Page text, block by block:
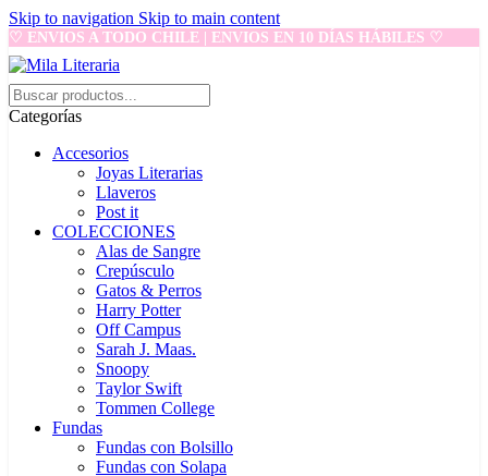
Skip to navigation Skip to main content
♡ ENVIOS A TODO CHILE | ENVIOS EN 10 DÍAS HÁBILES ♡
Categorías
Accesorios
Joyas Literarias
Llaveros
Post it
COLECCIONES
Alas de Sangre
Crepúsculo
Gatos & Perros
Harry Potter
Off Campus
Sarah J. Maas.
Snoopy
Taylor Swift
Tommen College
Fundas
Fundas con Bolsillo
Fundas con Solapa